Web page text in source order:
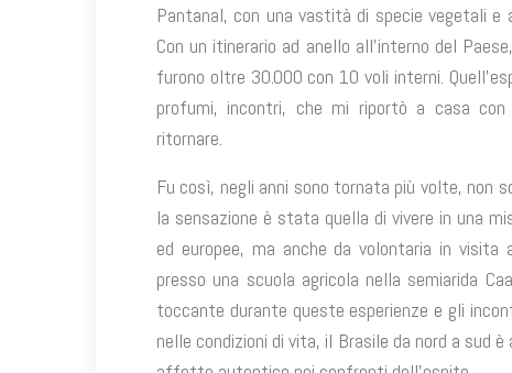
Pantanal, con una vastità di specie vegetali
Con un itinerario ad anello all’interno del
furono oltre 30.000 con 10 voli interni.
profumi, incontri, che mi riportò a casa con
ritornare.
Fu così, negli anni sono tornata più volte, non
la sensazione è stata quella di vivere in una
ed europee, ma anche da volontaria in
presso una scuola agricola nella semiarida
toccante durante queste esperienze e gli
nelle condizioni di vita, il Brasile da nord a sud